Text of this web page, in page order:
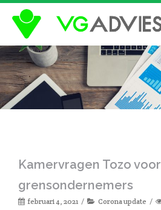
Kamervragen Tozo voor
grensondernemers
februari 4, 2021 Corona update